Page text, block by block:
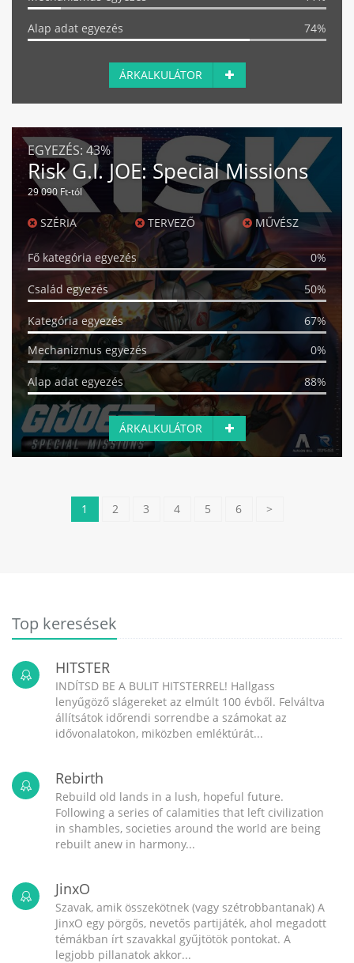
Alap adat egyezés 74%
ÁRKALKULÁTOR
EGYEZÉS: 43%
Risk G.I. JOE: Special Missions
29 090 Ft-tól
SZÉRIA TERVEZŐ MŰVÉSZ
Fő kategória egyezés 0%
Család egyezés 50%
Kategória egyezés
67%
Mechanizmus egyezés
0%
Alap adat egyezés 88%
ÁRKALKULÁTOR
1 2 3 4 5 6 >
Top keresések
HITSTER
INDÍTSD BE A BULIT HITSTERREL! Hallgass
lenyűgöző slágereket az elmúlt 100 évből. Felváltva
állítsátok időrendi sorrendbe a számokat az
idővonalatokon, miközben emléktúrát...
Rebirth
Rebuild old lands in a lush, hopeful future.
Following a series of calamities that left civilization
in shambles, societies around the world are being
rebuilt anew in harmony...
JinxO
Szavak, amik összekötnek (vagy szétrobbantanak) A
JinxO egy pörgős, nevetős partijáték, ahol megadott
témákban írt szavakkal gyűjtötök pontokat. A
legjobb pillanatok akkor...